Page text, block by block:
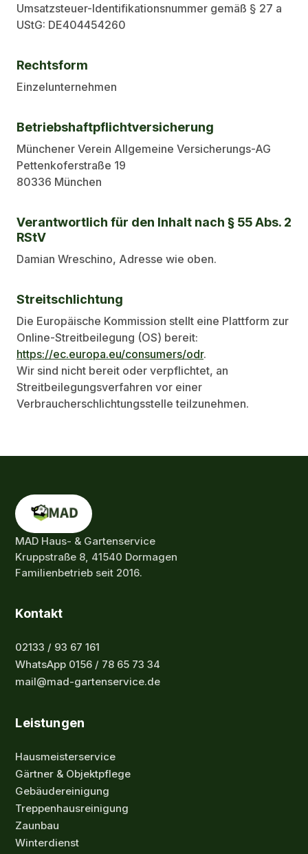
Umsatzsteuer-Identifikationsnummer gemäß § 27 a
UStG: DE404454260
Rechtsform
Einzelunternehmen
Betriebshaftpflichtversicherung
Münchener Verein Allgemeine Versicherungs-AG
Pettenkoferstraße 19
80336 München
Verantwortlich für den Inhalt nach § 55 Abs. 2
RStV
Damian Wreschino, Adresse wie oben.
Streitschlichtung
Die Europäische Kommission stellt eine Plattform zur
Online-Streitbeilegung (OS) bereit:
https://ec.europa.eu/consumers/odr.
Wir sind nicht bereit oder verpflichtet, an
Streitbeilegungsverfahren vor einer
Verbraucherschlichtungsstelle teilzunehmen.
MAD Haus- & Gartenservice
Kruppstraße 8, 41540 Dormagen
Familienbetrieb seit 2016.
Kontakt
02133 / 93 67 161
WhatsApp 0156 / 78 65 73 34
mail@mad-gartenservice.de
Leistungen
Hausmeisterservice
Gärtner & Objektpflege
Gebäudereinigung
Treppenhausreinigung
Zaunbau
Winterdienst